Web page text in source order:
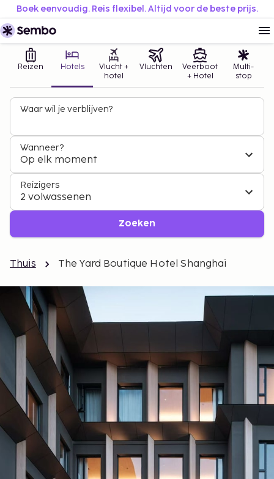
Boek eenvoudig. Reis flexibel. Altijd voor de beste prijs.
Reizen Hotels
Vlucht +
hotel
Vluchten
Veerboot
+ Hotel
Multi-
stop
Waar wil je verblijven?
Wanneer?
Op elk moment
Reizigers
2 volwassenen
Zoeken
Thuis The Yard Boutique Hotel Shanghai